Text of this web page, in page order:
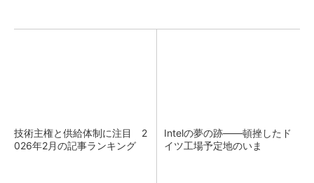
技術主権と供給体制に注目 2
026年2月の記事ランキング
Intelの夢の跡――頓挫したド
イツ工場予定地のいま